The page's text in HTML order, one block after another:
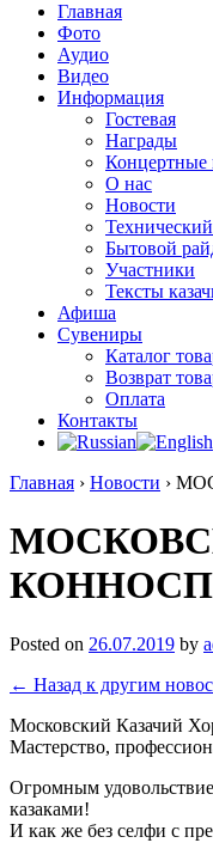
Главная
Фото
Аудио
Видео
Информация
Гостевая
Награды
О нас
Новости
Бытовой
Участники
Тексты
Афиша
Сувениры
Каталог
Возврат
Оплата
Контакты
Главная › Новости ›
Posted on 26.07.2019 by
← Назад к другим
Московский Казачий
Мастерство,
Огромным
казаками!
И как же без селфи с